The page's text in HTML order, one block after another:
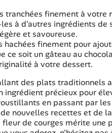
tranchées finement à votre
à d'autres ingrédients de
et savoureuse.
hachées finement pour
ce soit un gâteau au
à votre dessert.
des plats traditionnels
ingrédient précieux pour
en passant par
nouvelles recettes et de
de courges mérite une